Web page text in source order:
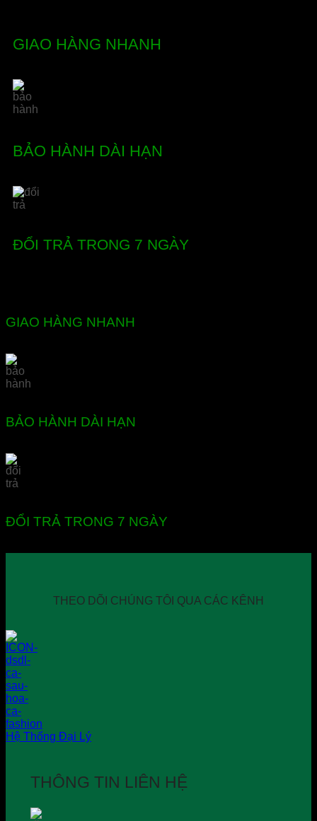
GIAO HÀNG NHANH
BẢO HÀNH DÀI HẠN
ĐỔI TRẢ TRONG 7 NGÀY
GIAO HÀNG NHANH
BẢO HÀNH DÀI HẠN
ĐỔI TRẢ TRONG 7 NGÀY
THEO DÕI CHÚNG TÔI QUA CÁC KÊNH
Hệ Thống Đại Lý
THÔNG TIN LIÊN HỆ